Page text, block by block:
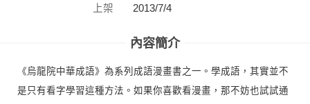
上架
2013/7/4
內容簡介
《烏龍院中華成語》為系列成語漫畫書之一。學成語，其實並不
是只有看字學習這種方法。如果你喜歡看漫畫，那不妨也試試通